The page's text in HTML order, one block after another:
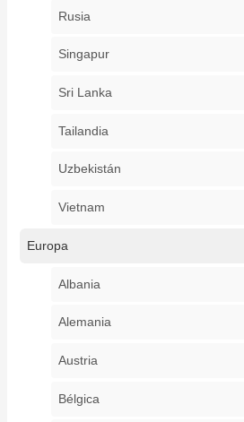
Rusia
Singapur
Sri Lanka
Tailandia
Uzbekistán
Vietnam
Europa
Albania
Alemania
Austria
Bélgica